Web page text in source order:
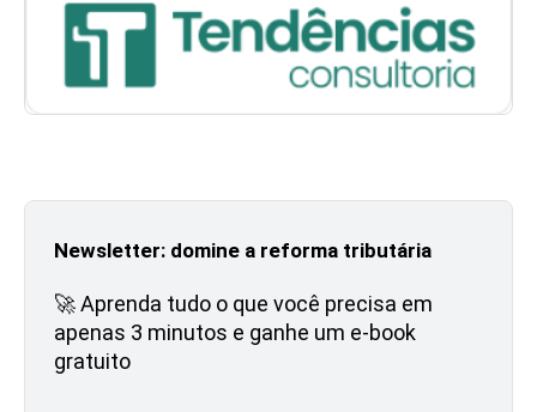
Newsletter: domine a reforma tributária
🚀 Aprenda tudo o que você precisa em
apenas 3 minutos e ganhe um e-book
gratuito